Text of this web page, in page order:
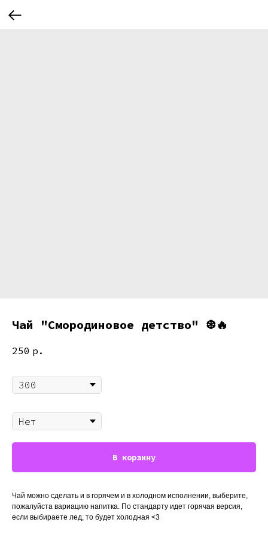
Чай "Смородиновое детство" ❆🔥
250 р.
В корзину
Чай можно сделать и в горячем и в холодном исполнении, выберите,
пожалуйста вариацию напитка. По стандарту идет горячая версия,
если выбираете лед, то будет холодная <3